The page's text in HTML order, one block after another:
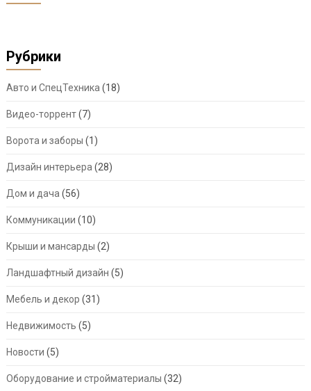
Рубрики
Авто и СпецТехника (18)
Видео-торрент(7)
Ворота и заборы (1)
Дизайн интерьера (28)
Дом и дача (56)
Коммуникации (10)
Крыши и мансарды (2)
Ландшафтный дизайн (5)
Мебель и декор (31)
Недвижимость (5)
Новости (5)
Оборудование и стройматериалы (32)